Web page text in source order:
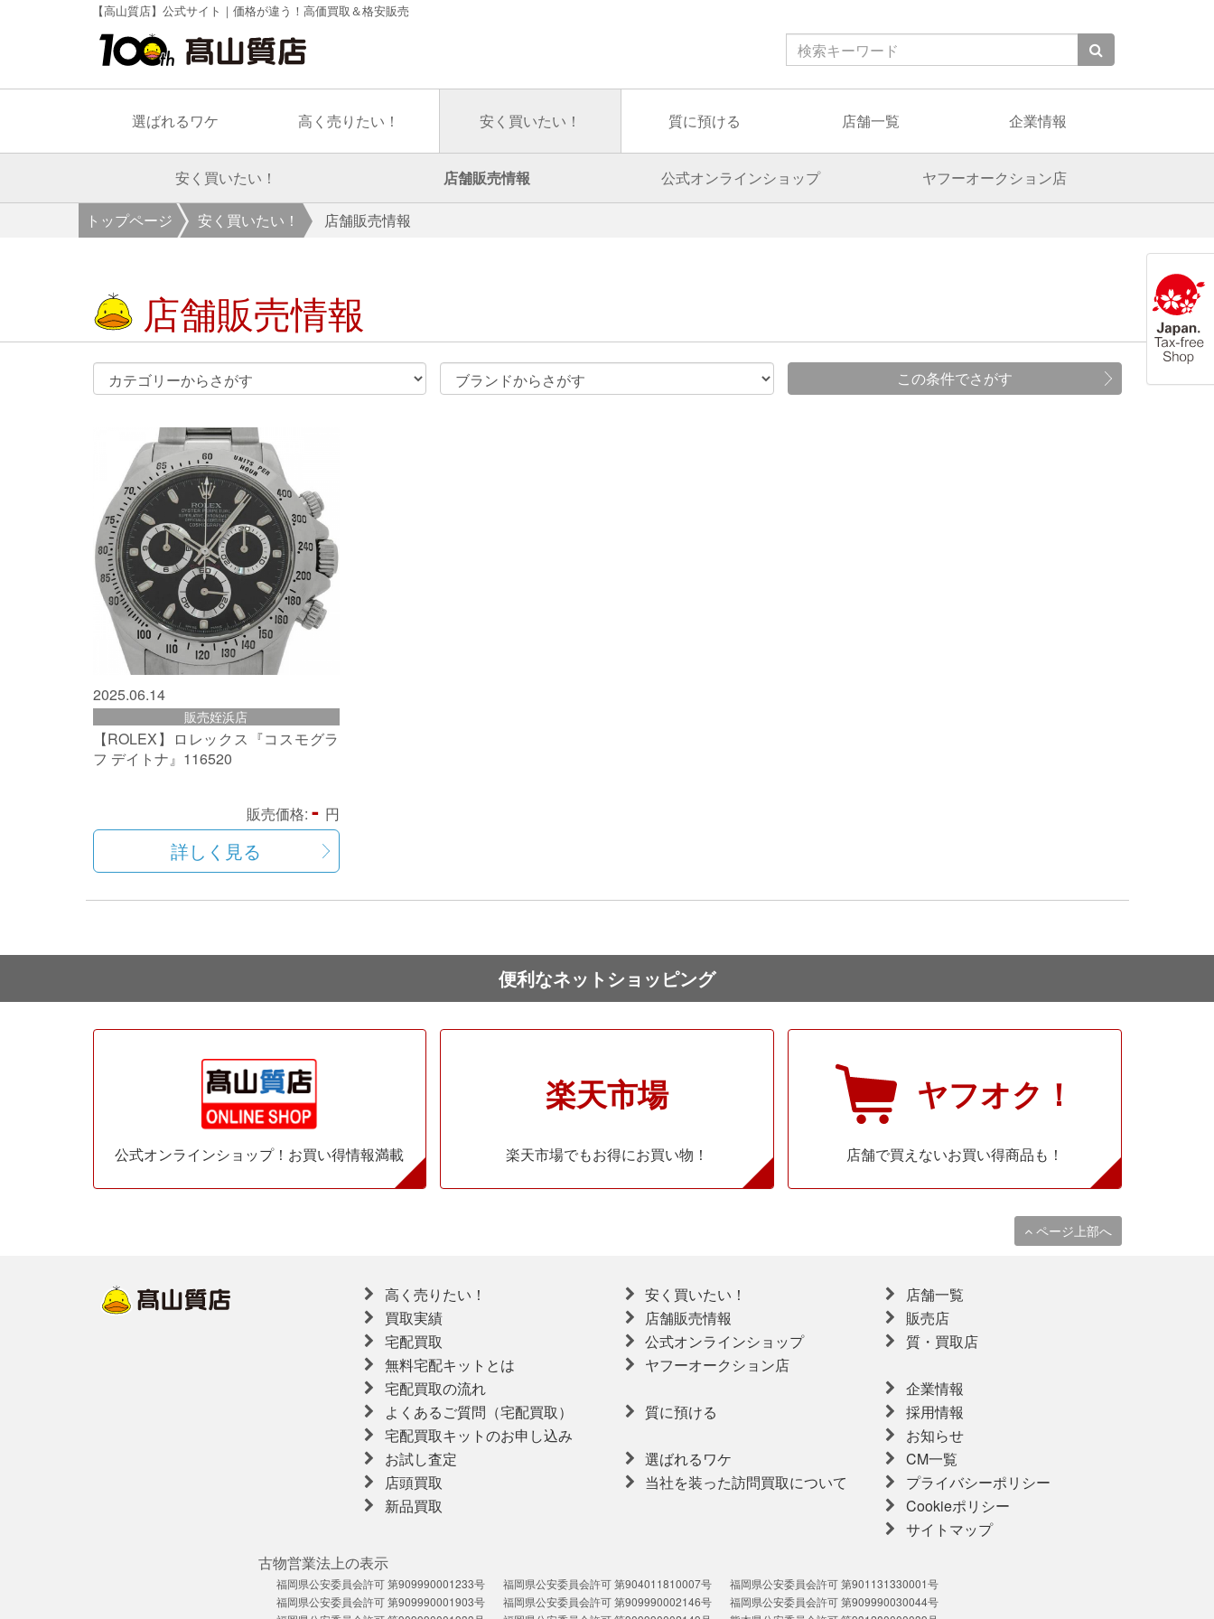
【高山質店】公式サイト｜価格が違う！高価買取＆格安販売
選ばれるワケ 高く売りたい！ 安く買いたい！ 質に預ける 店舗一覧 企業情報
安く買いたい！ 店舗販売情報 公式オンラインショップ ヤフーオークション店
トップページ 安く買いたい！ 店舗販売情報
店舗販売情報
この条件でさがす
2025.06.14
販売姪浜店
【ROLEX】ロレックス『コスモグラ
フ デイトナ』116520
販売価格:- 円
詳しく見る
便利なネットショッピング
公式オンラインショップ！お買い得情報満載
楽天市場
楽天市場でもお得にお買い物！
ヤフオク！
店舗で買えないお買い得商品も！
ページ上部へ
高く売りたい！
買取実績
宅配買取
無料宅配キットとは
宅配買取の流れ
よくあるご質問（宅配買取）
宅配買取キットのお申し込み
お試し査定
店頭買取
新品買取
安く買いたい！
店舗販売情報
公式オンラインショップ
ヤフーオークション店
質に預ける
選ばれるワケ
当社を装った訪問買取について
店舗一覧
販売店
質・買取店
企業情報
採用情報
お知らせ
CM一覧
プライバシーポリシー
Cookieポリシー
サイトマップ
古物営業法上の表示
福岡県公安委員会許可 第909990001233号
福岡県公安委員会許可 第909990001903号
福岡県公安委員会許可 第904011810007号
福岡県公安委員会許可 第909990002146号
福岡県公安委員会許可 第901131330001号
福岡県公安委員会許可 第909990030044号